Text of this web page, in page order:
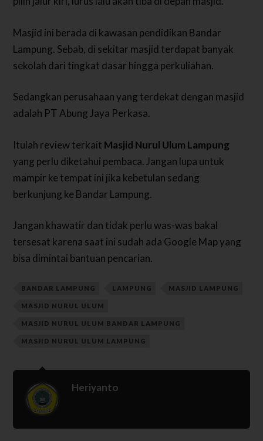
Masjid ini berada di kawasan pendidikan Bandar
Lampung. Sebab, di sekitar masjid terdapat banyak
sekolah dari tingkat dasar hingga perkuliahan.
Sedangkan perusahaan yang terdekat dengan masjid
adalah PT Abung Jaya Perkasa.
Itulah review terkait Masjid Nurul Ulum Lampung
yang perlu diketahui pembaca. Jangan lupa untuk
mampir ke tempat ini jika kebetulan sedang
berkunjung ke Bandar Lampung.
Jangan khawatir dan tidak perlu was-was bakal
tersesat karena saat ini sudah ada Google Map yang
bisa dimintai bantuan pencarian.
BANDAR LAMPUNG LAMPUNG MASJID LAMPUNG
MASJID NURUL ULUM
MASJID NURUL ULUM BANDAR LAMPUNG
MASJID NURUL ULUM LAMPUNG
Heriyanto